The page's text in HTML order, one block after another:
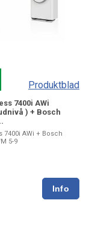
Produktblad
7400i AWi
) + Bosch
7400i AWi + Bosch
5-9